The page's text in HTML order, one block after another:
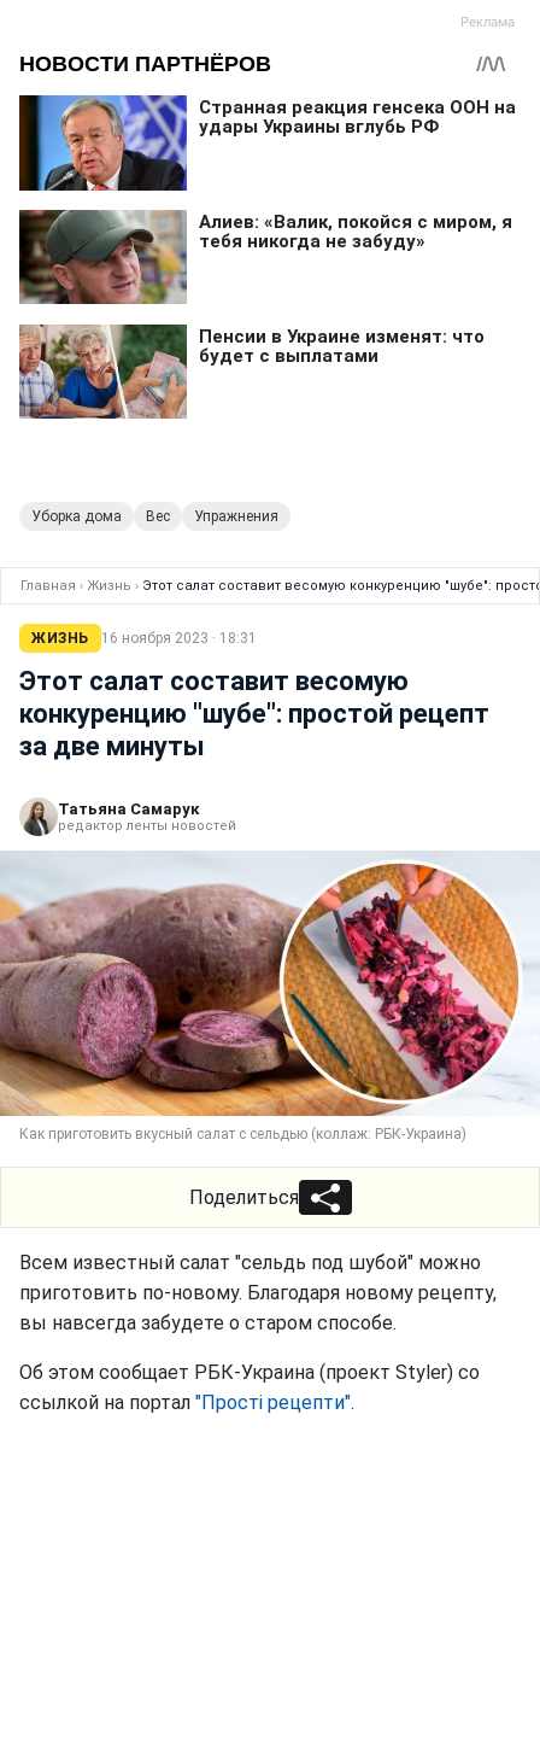
Уборка дома Вес Упражнения
Главная › Жизнь › Этот салат составит весомую конкуренцию "шубе":
ЖИЗНЬ 16 ноября 2023 · 18:31
Этот салат составит весомую
конкуренцию "шубе": простой рецепт
за две минуты
Татьяна Самарук
редактор ленты новостей
Как приготовить вкусный салат с сельдью (коллаж: РБК-Украина)
Поделиться
Всем известный салат "сельдь под шубой" можно
приготовить по-новому. Благодаря новому рецепту,
вы навсегда забудете о старом способе.
Об этом сообщает РБК-Украина (проект Styler) со
ссылкой на портал "Прості рецепти".